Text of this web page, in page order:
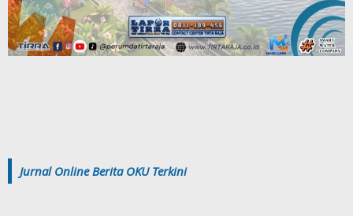
Jurnal Online Berita OKU Terkini